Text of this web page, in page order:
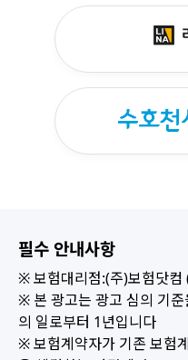
필수 안내사항
※ 보험대리점:(주)보험닷
※ 본 광고는 광고 심의 기
의 일로부터 1년입니다
※ 보험계약자가 기존 보험